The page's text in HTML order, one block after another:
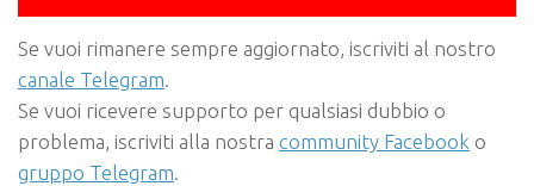
Se vuoi rimanere sempre aggiornato, iscriviti al nostro
canale Telegram
Se vuoi ricevere supporto per qualsiasi dubbio o
problema, iscriviti alla nostra community Facebook o
gruppo Telegram